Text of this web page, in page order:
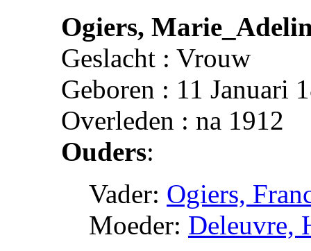
Ogiers,
Geslacht : Vrouw
Geboren : 11 Januari
Overleden : na 1912
Ouders:
Vader: Ogiers,
Moeder: Deleuvre,